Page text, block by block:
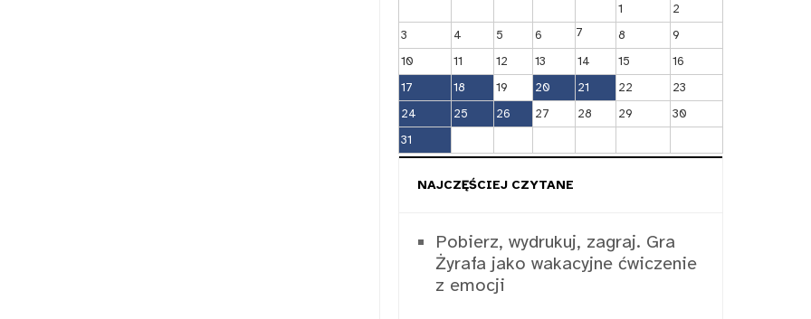
1
2
3
4 5 6 7 8
9
10
11 12 13 14 15
16
17
18 19 20 21 22
23
24
25 26 27 28 29
30
31
NAJCZĘŚCIEJ CZYTANE
Pobierz, wydrukuj, zagraj. Gra
Żyrafa jako wakacyjne ćwiczenie
z emocji